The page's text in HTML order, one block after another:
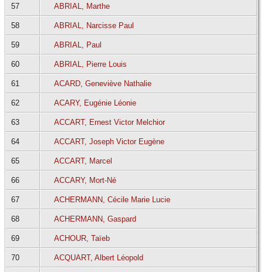
57 ABRIAL, Marthe
58 ABRIAL, Narcisse Paul
59 ABRIAL, Paul
60 ABRIAL, Pierre Louis
61 ACARD, Geneviève Nathalie
62 ACARY, Eugénie Léonie
63 ACCART, Ernest Victor Melchior
64 ACCART, Joseph Victor Eugène
65 ACCART, Marcel
66 ACCARY, Mort-Né
67 ACHERMANN, Cécile Marie Lucie
68 ACHERMANN, Gaspard
69 ACHOUR, Taïeb
70 ACQUART, Albert Léopold